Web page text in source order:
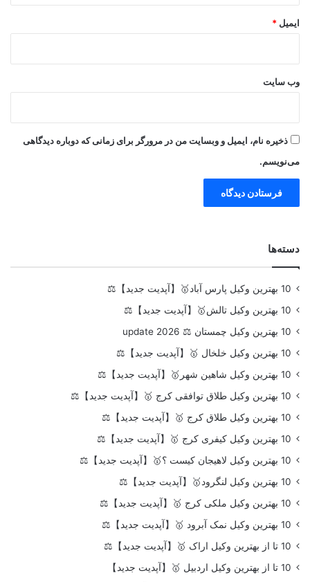
ایمیل *
وب‌ سایت
ذخیره نام، ایمیل و وبسایت من در مرورگر برای زمانی که دوباره دیدگاهی
می‌نویسم.
دسته‌ها
10 بهترین وکیل پارس آباد🥇【آپدیت جدید】⚖️
10 بهترین وکیل تالش🥇【آپدیت جدید】⚖️
10 بهترین وکیل چمستان ⚖️ update 2026
10 بهترین وکیل خلخال 🥇【آپدیت جدید】⚖️
10 بهترین وکیل شاهین شهر🥇【آپدیت جدید】⚖️
10 بهترین وکیل طلاق توافقی کرج 🥇【آپدیت جدید】⚖️
10 بهترین وکیل طلاق کرج 🥇【آپدیت جدید】⚖️
10 بهترین وکیل کیفری کرج 🥇【آپدیت جدید】⚖️
10 بهترین وکیل لاهیجان کیست ؟🥇【آپدیت جدید】⚖️
10 بهترین وکیل لنگرود🥇【آپدیت جدید】⚖️
10 بهترین وکیل ملکی کرج 🥇【آپدیت جدید】⚖️
10 بهترین وکیل نمک آبرود 🥇【آپدیت جدید】⚖️
10 تا از بهترین وکیل اراک 🥇【آپدیت جدید】⚖️
10 تا از بهترین وکیل اردبیل 🥇【آپدیت جدید】